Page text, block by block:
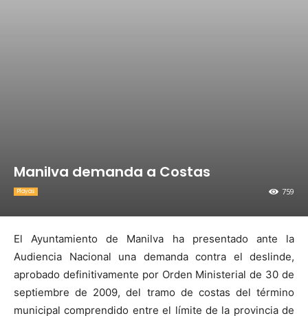
Manilva demanda a Costas
759
Playas
El Ayuntamiento de Manilva ha presentado ante la
Audiencia Nacional una demanda contra el deslinde,
aprobado definitivamente por Orden Ministerial de 30 de
septiembre de 2009, del tramo de costas del término
municipal comprendido entre el límite de la provincia de